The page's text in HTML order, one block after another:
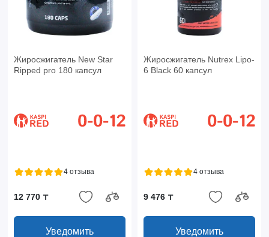
Жиросжигатель New Star
Ripped pro 180 капсул
4 отзыва
12 770 ₸
Уведомить
Жиросжигатель Nutrex Lipo-
6 Black 60 капсул
4 отзыва
9 476 ₸
Уведомить